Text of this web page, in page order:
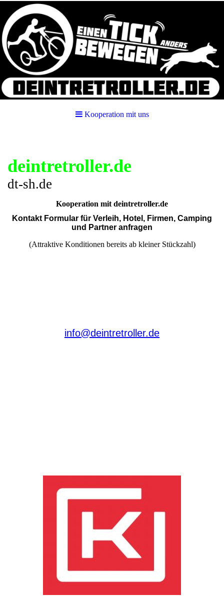
Kooperation mit uns
deintretroller.de
dt-sh.de
Kooperation mit deintretroller.de
Kontakt Formular für Verleih, Hotel, Firmen, Camping
und Partner anfragen
(Attraktive Konditionen bereits ab kleiner Stückzahl)
info@deintretroller.de